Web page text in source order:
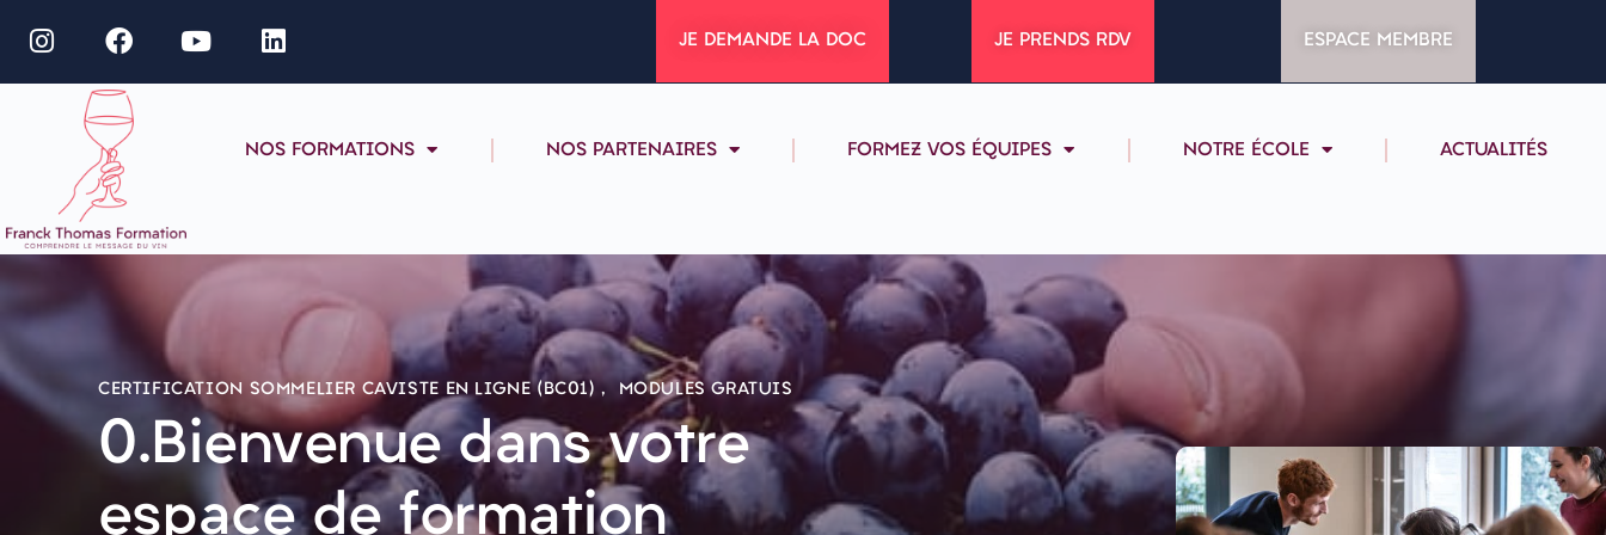
JE DEMANDE LA DOC JE PRENDS RDV ESPACE MEMBRE
NOS FORMATIONS NOS PARTENAIRES FORMEZ VOS ÉQUIPES NOTRE ÉCOLE ACTUALITÉS
CERTIFICATION SOMMELIER CAVISTE EN LIGNE (BC01), MODULES GRATUIS
0.Bienvenue dans votre
espace de formation